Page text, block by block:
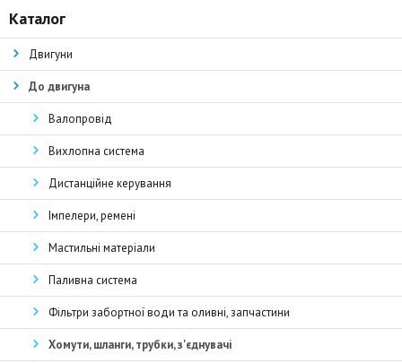
Каталог
Двигуни
До двигуна
Валопровід
Вихлопна система
Дистанційне керування
Імпелери, ремені
Мастильні матеріали
Паливна система
Фільтри забортної води та оливні, запчастини
Хомути, шланги, трубки, з'єднувачі